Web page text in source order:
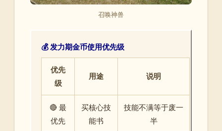
召唤神兽
💰 发力期金币使用优先级
优先
级
用途 说明
🔴 最
优先
买核心技
能书
技能不满等于废一
半